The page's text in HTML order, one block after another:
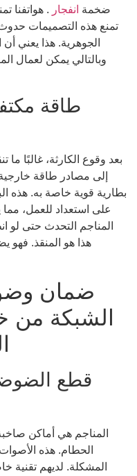
ضخمة انفجار . هواتفنا
تمنع هذه التصميمات
الجوهرية. هذا يعني
وبالتالي يمكن لعمال
طاقة
بعد وقوع الكارثة، غالبًا ما
إلى مصادر طاقة
بطارية قوية خاصة به. هذه
على استعداد للعمل،
المناجم التحدث حتى لو
هذا هو المنقذ.
ضمان
الشبكة من
قطع
المناجم هي أماكن
الحطام. هذه
المشكلة. لديهم تقنية